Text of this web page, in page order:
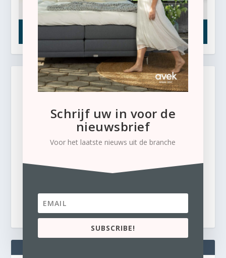
Schrijf uw in voor de
nieuwsbrief
Voor het laatste nieuws uit de branche
SUBSCRIBE!